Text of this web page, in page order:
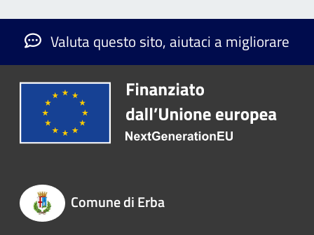
Valuta questo sito, aiutaci a migliorare
Comune di Erba